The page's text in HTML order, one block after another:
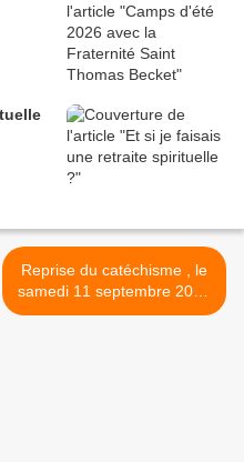
Reprise du catéchisme , le
samedi 11 septembre 2021
>